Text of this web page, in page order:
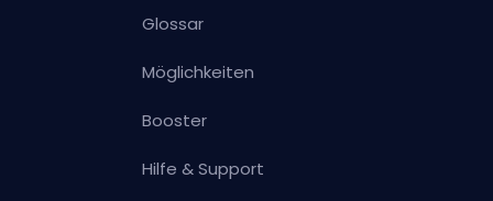
Glossar
Möglichkeiten
Booster
Hilfe & Support